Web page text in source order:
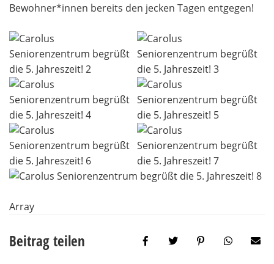
Bewohner*innen bereits den jecken Tagen entgegen!
Array
Beitrag teilen